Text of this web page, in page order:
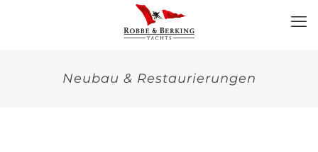
Neubau & Restaurierungen